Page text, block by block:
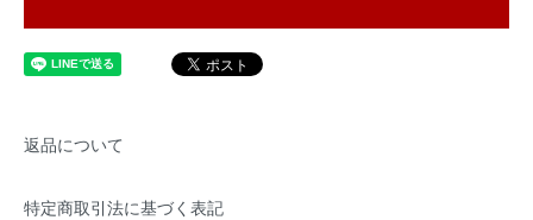
返品について
特定商取引法に基づく表記